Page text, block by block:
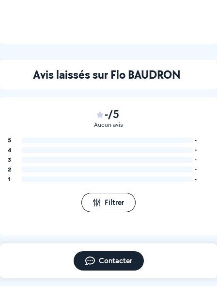
Avis laissés sur Flo BAUDRON
-/5
Aucun avis
5
-
4
-
3
-
2
-
1
-
Filtrer
Contacter